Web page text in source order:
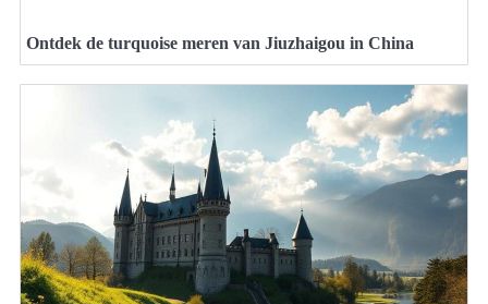
Ontdek de turquoise meren van Jiuzhaigou in China